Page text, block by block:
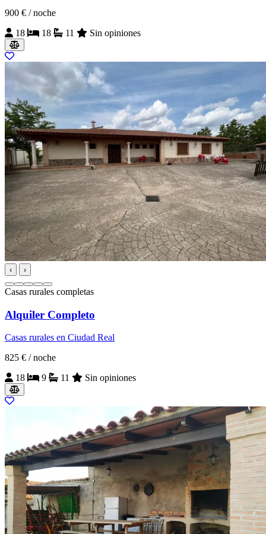
900 € / noche
18
18 11 Sin opiniones
‹ ›
Casas rurales completas
Alquiler Completo
Casas rurales en Ciudad Real
825 € / noche
18
9 11 Sin opiniones